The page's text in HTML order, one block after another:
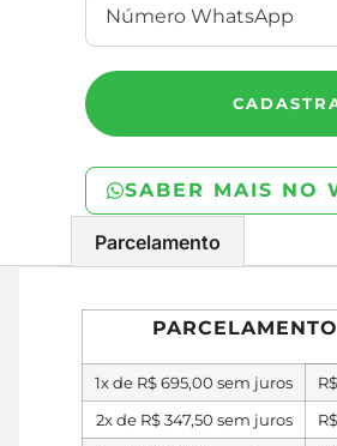
SABER MAIS NO
Parcelamento
PARCELAMENTO
1x de R$695,00 sem juros R$
2x de R$347,50 sem juros R$